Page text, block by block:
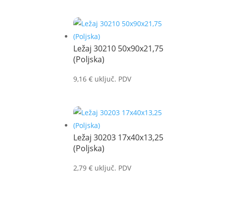
Ležaj 30210 50x90x21,75
(Poljska)
9,16€ uključ. PDV
Ležaj 30203 17x40x13,25
(Poljska)
2,79€ uključ. PDV